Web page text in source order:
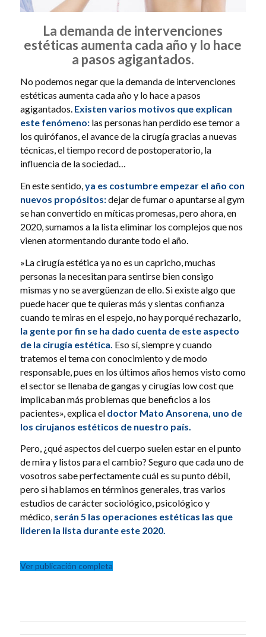
La demanda de intervenciones
estéticas aumenta cada año y lo hace
a pasos agigantados.
No podemos negar que la demanda de intervenciones
estéticas aumenta cada año y lo hace a pasos
agigantados. Existen varios motivos que explican
este fenómeno:las personas han perdido ese temor a
los quirófanos, el avance de la cirugía gracias a nuevas
técnicas, el tiempo record de postoperatorio, la
influencia de la sociedad…
En este sentido,ya es costumbre empezar el año con
nuevos propósitos:dejar de fumar o apuntarse al gym
se han convertido en míticas promesas, pero ahora, en
2020, sumamos a la lista eliminar los complejos que nos
vienen atormentando durante todo el año.
»La cirugía estética ya no es un capricho, muchas
personas la necesitan para sentirse bien consigo
mismas y no se avergüenzan de ello. Si existe algo que
puede hacer que te quieras más y sientas confianza
cuando te miras en el espejo, no hay porqué rechazarlo,
la gente por fin se ha dado cuenta de este aspecto
de la cirugía estética. Eso sí, siempre y cuando
tratemos el tema con conocimiento y de modo
responsable, pues en los últimos años hemos visto como
el sector se llenaba de gangas y cirugías low cost que
implicaban más problemas que beneficios a los
pacientes», explica eldoctor Mato Ansorena, uno de
los cirujanos estéticos de nuestro país.
Pero, ¿qué aspectos del cuerpo suelen estar en el punto
de mira y listos para el cambio? Seguro que cada uno de
vosotros sabe perfectamente cuál es su punto débil,
pero si hablamos en términos generales, tras varios
estudios de carácter sociológico, psicológico y
médico,serán 5 las operaciones estéticas las que
lideren la lista durante este 2020.
Ver publicación completa